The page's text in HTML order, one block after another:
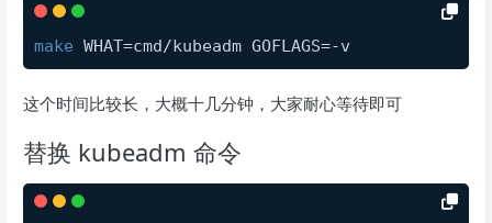
make WHAT=cmd/kubeadm GOFLAGS=-v
这个时间比较长，大概十几分钟，大家耐心等待即可
替换 kubeadm 命令